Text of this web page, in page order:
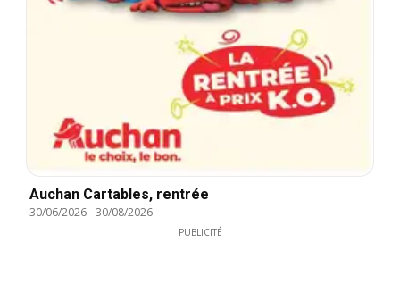
Auchan Cartables, rentrée
30/06/2026-30/08/2026
PUBLICITÉ